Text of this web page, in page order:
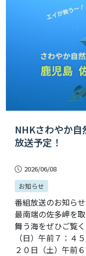
NHKさわやか自
放送予定！
2026/06/08
お知らせ
番組放送のお知ら
最南端の佐多岬を
舞う海をぜひご覧
（日）午前７：
２０日（土）午前